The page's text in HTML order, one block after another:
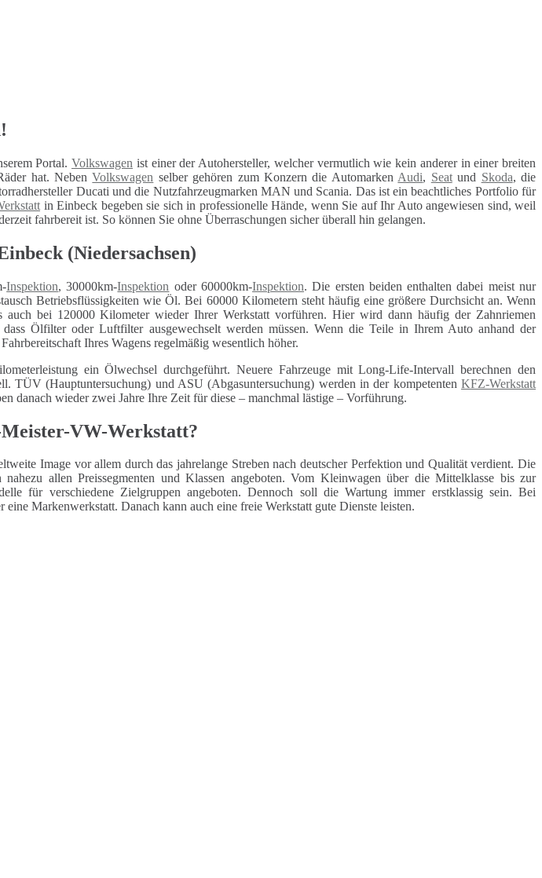
Portal. Volkswagen ist einer der Autohersteller, welcher vermutlich wie kein anderer in einer breiten
hat. NebenVolkswagen selber gehören zum Konzern die Automarken Audi, Seatund Skoda, die
Ducati und die Nutzfahrzeugmarken MAN und Scania. Das ist ein beachtliches Portfolio für
in Einbeck begeben sie sich in professionelle Hände, wenn Sie auf Ihr Auto angewiesen sind, weil
fahrbereit ist. So können Sie ohne Überraschungen sicher überall hin gelangen.
(Niedersachsen)
Inspektion, 30000km-Inspektion oder 60000km-Inspektion. Die ersten beiden enthalten dabei meist nur
Betriebsflüssigkeiten wie Öl. Bei 60000 Kilometern steht häufig eine größere Durchsicht an. Wenn
auch bei 120000 Kilometer wieder Ihrer Werkstatt vorführen. Hier wird dann häufig der Zahnriemen
Ölfilter oder Luftfilter ausgewechselt werden müssen. Wenn die Teile in Ihrem Auto anhand der
Ihres Wagens regelmäßig wesentlich höher.
ein Ölwechsel durchgeführt. Neuere Fahrzeuge mit Long-Life-Intervall berechnen den
TÜV (Hauptuntersuchung) und ASU (Abgasuntersuchung) werden in der kompetenten KFZ-Werkstatt
danach wieder zwei Jahre Ihre Zeit für diese – manchmal lästige – Vorführung.
VW-Werkstatt?
Image vor allem durch das jahrelange Streben nach deutscher Perfektion und Qualität verdient. Die
allen Preissegmenten und Klassen angeboten. Vom Kleinwagen über die Mittelklasse bis zur
für verschiedene Zielgruppen angeboten. Dennoch soll die Wartung immer erstklassig sein. Bei
Markenwerkstatt. Danach kann auch eine freie Werkstatt gute Dienste leisten.